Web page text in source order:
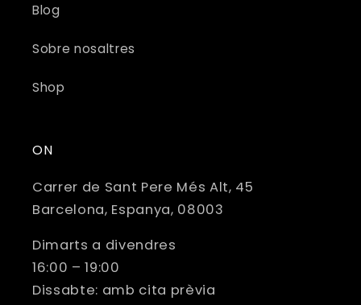
Blog
Sobre nosaltres
Shop
ON
Carrer de Sant Pere Més Alt, 45
Barcelona, ​​Espanya, 08003
Dimarts a divendres
16:00 – 19:00
Dissabte: amb cita prèvia